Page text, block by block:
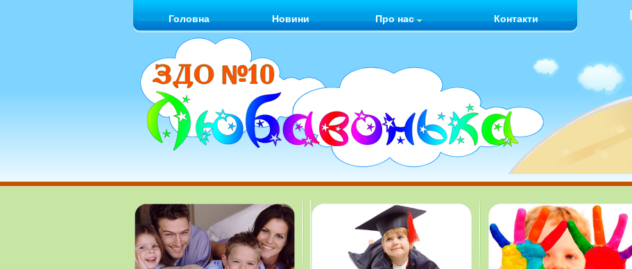
Головна Новини Про нас Контакти